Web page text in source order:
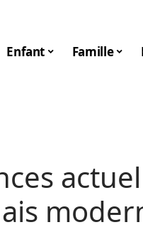
Enfant Famille